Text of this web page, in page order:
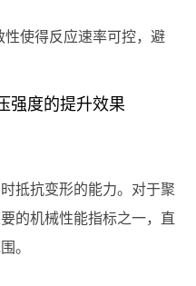
性使得反应速率可控，避
强度的提升效果
抵抗变形的能力。对于聚
的机械性能指标之一，直
。